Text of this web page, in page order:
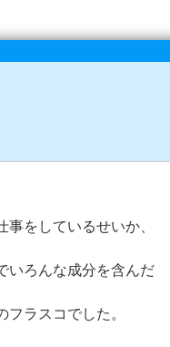
をしているせいか、
いろんな成分を含んだ
ラスコでした。